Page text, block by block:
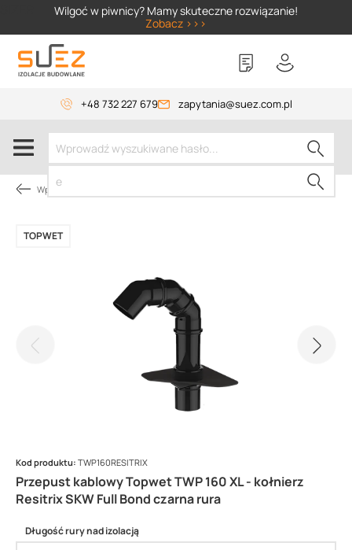
Wilgoć w piwnicy? Mamy skuteczne rozwiązanie!
Zobacz >>>
+48 732 227 679 zapytania@suez.com.pl
Wpusty i akcesoria
Przepust kablowy Topwet TWP 160 XL - kołnierz
Resitrix SKW Full Bond czarna rura
TOPWET
Kod produktu: TWP160RESITRIX
Długość rury nad izolacją